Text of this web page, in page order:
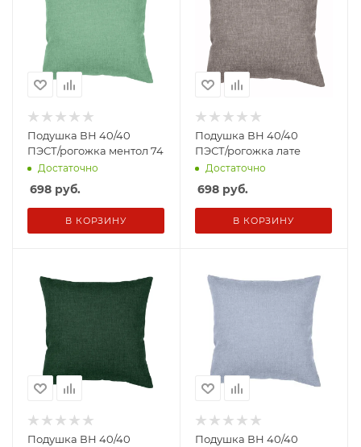
Подушка ВН 40/40
ПЭСТ/рогожка ментол 74
Достаточно
698 руб.
В КОРЗИНУ
Подушка ВН 40/40
ПЭСТ/рогожка лате
Достаточно
698 руб.
В КОРЗИНУ
Подушка ВН 40/40
Подушка ВН 40/40